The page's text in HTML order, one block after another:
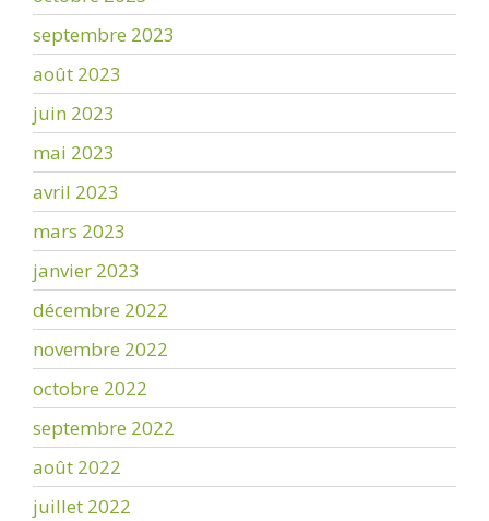
septembre 2023
août 2023
juin 2023
mai 2023
avril 2023
mars 2023
janvier 2023
décembre 2022
novembre 2022
octobre 2022
septembre 2022
août 2022
juillet 2022